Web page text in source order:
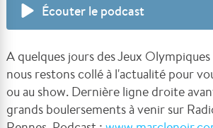
Écouter le podcast
A quelques jours des Jeux
nous restons collé à l'actualité pour
ou au show. Dernière ligne droite
grands boulersements à venir sur